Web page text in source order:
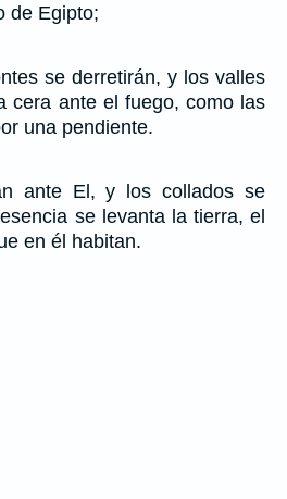
de Egipto;
se derretirán, y los valles
cera ante el fuego, como las
una pendiente.
ante El, y los collados se
se levanta la tierra, el
en él habitan.